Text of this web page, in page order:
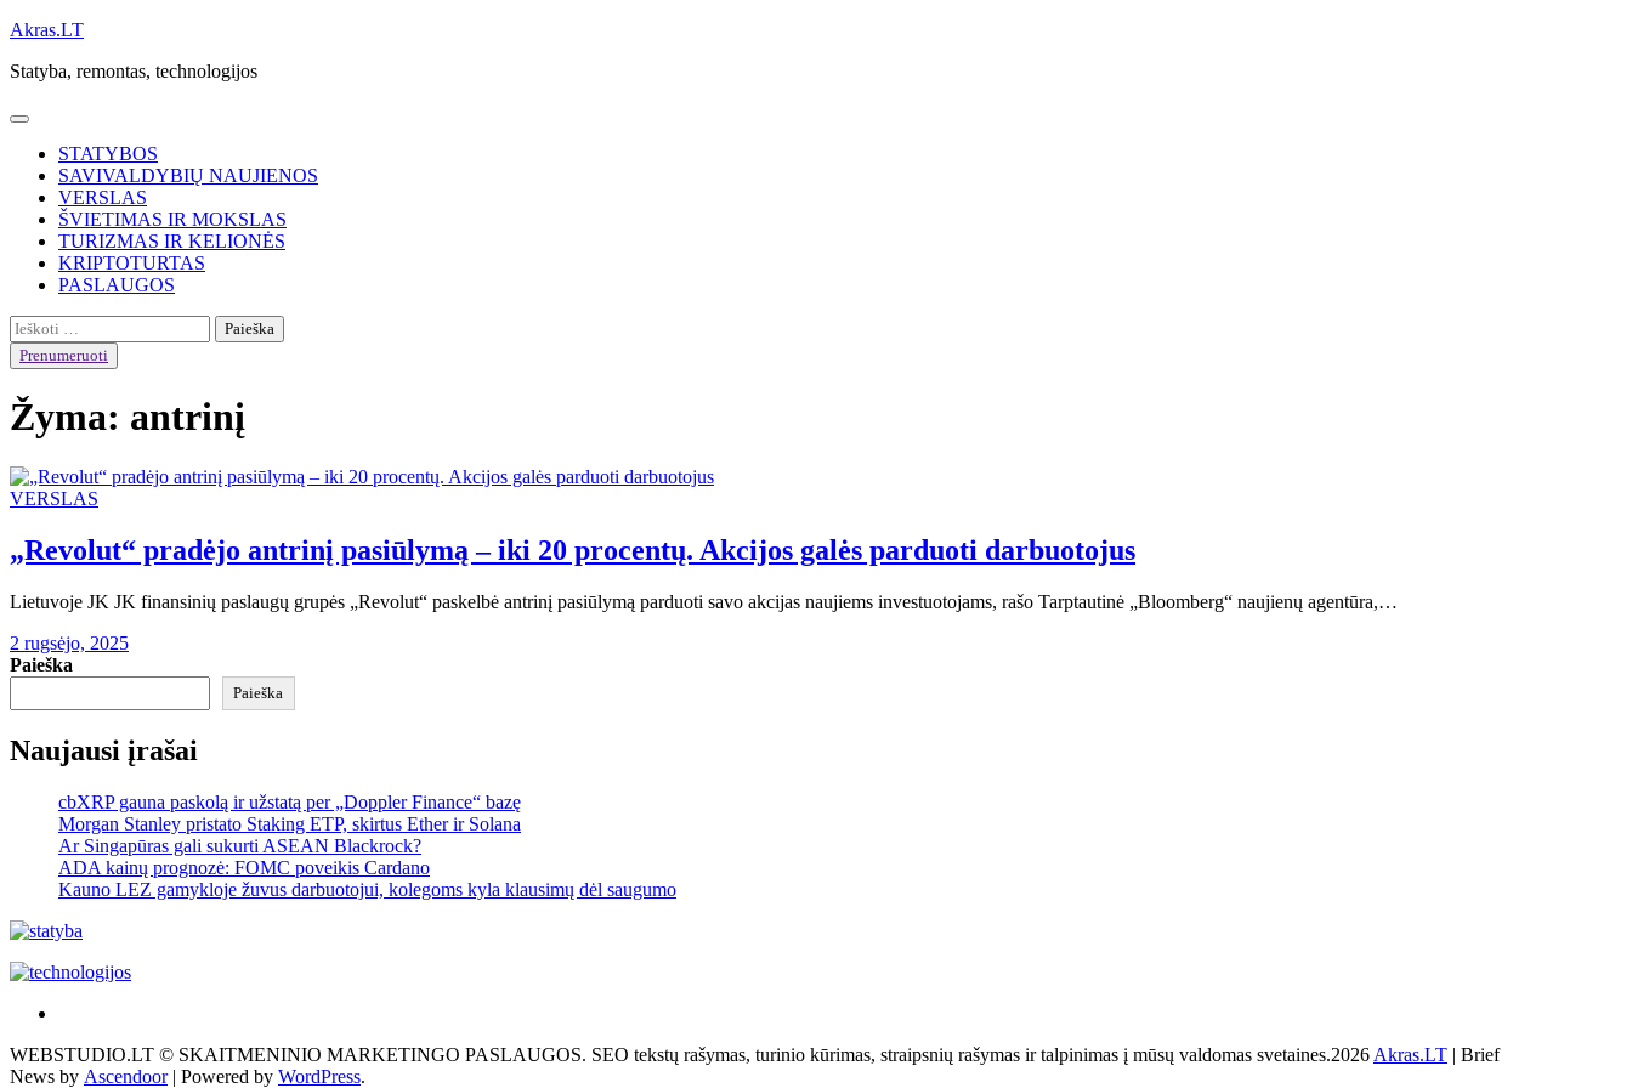
Skip
content
Akras.LT
Statyba, remontas, technologijos
STATYBOS
SAVIVALDYBIŲ NAUJIENOS
VERSLAS
ŠVIETIMAS IR MOKSLAS
TURIZMAS IR KELIONĖS
KRIPTOTURTAS
PASLAUGOS
Ieškoti:
Prenumeruoti
Žyma: antrinį
VERSLAS
„Revolut“ pradėjo antrinį pasiūlymą – iki 20 procentų. Akcijos galės parduoti darbuotojus
Lietuvoje JK JK finansinių paslaugų grupės „Revolut“ paskelbė antrinį pasiūlymą parduoti savo akcijas naujiems investuotojams, rašo Tarptautinė „Bloomberg“ naujienų agentūra,…
2 rugsėjo, 2025
Paieška
Paieška
Naujausi įrašai
cbXRP gauna paskolą ir užstatą per „Doppler Finance“ bazę
Morgan Stanley pristato Staking ETP, skirtus Ether ir Solana
Ar Singapūras gali sukurti ASEAN Blackrock?
ADA kainų prognozė: FOMC poveikis Cardano
Kauno LEZ gamykloje žuvus darbuotojui, kolegoms kyla klausimų dėl saugumo
tai
žemės
WEBSTUDIO.LT © SKAITMENINIO MARKETINGO PASLAUGOS. SEO tekstų rašymas, turinio kūrimas, straipsnių rašymas ir talpinimas į mūsų valdomas svetaines.2026 Akras.LT | Brief
News by Ascendoor| Powered by WordPress.